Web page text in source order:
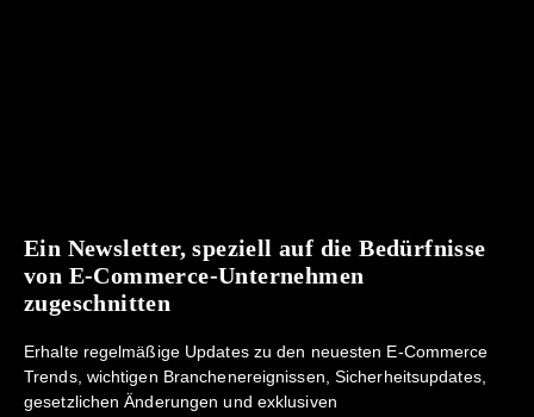
Ein Newsletter, speziell auf die Bedürfnisse
von E-Commerce-Unternehmen
zugeschnitten
Erhalte regelmäßige Updates zu den neuesten E-Commerce
Trends, wichtigen Branchenereignissen, Sicherheitsupdates,
gesetzlichen Änderungen und exklusiven